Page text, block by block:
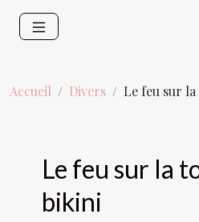
Accueil Divers Le feu sur
Le feu sur la
bikini